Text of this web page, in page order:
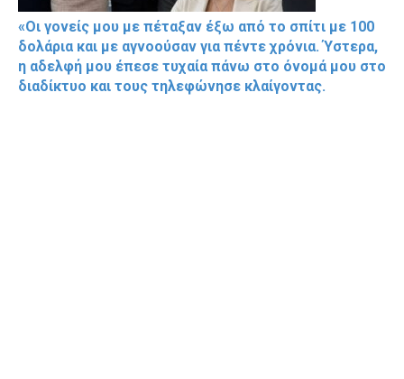
«Οι γονείς μου με πέταξαν έξω από το σπίτι με 100
δολάρια και με αγνοούσαν για πέντε χρόνια. Ύστερα,
η αδελφή μου έπεσε τυχαία πάνω στο όνομά μου στο
διαδίκτυο και τους τηλεφώνησε κλαίγοντας.